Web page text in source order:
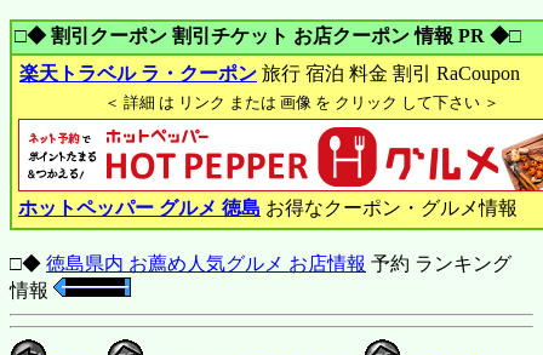
□◆ 割引クーポン 割引チケット お店クーポン 情報 PR ◆□
楽天トラベル ラ・クーポン 旅行 宿泊 料金 割引 RaCoupon
＜ 詳細 は リンク または 画像 を クリック して下さい ＞
ホットペッパー グルメ 徳島 お得なクーポン・グルメ情報
□◆ 徳島県内 お薦め人気グルメ お店情報 予約 ランキング
情報